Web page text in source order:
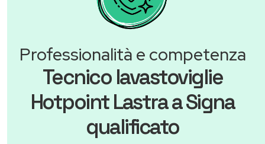
Professionalità e competenza
Tecnico lavastoviglie
Hotpoint Lastra a Signa
qualificato